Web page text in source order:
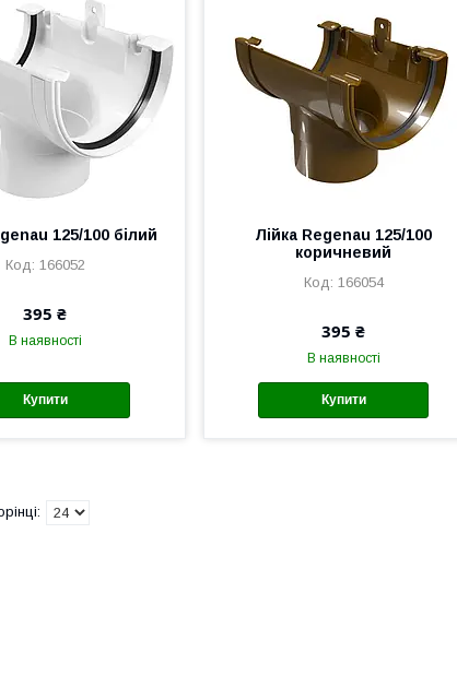
125/100 білий
166052
395 ₴
В наявності
Купити
Лійка Regenau 125/100
коричневий
166054
395 ₴
В наявності
Купити